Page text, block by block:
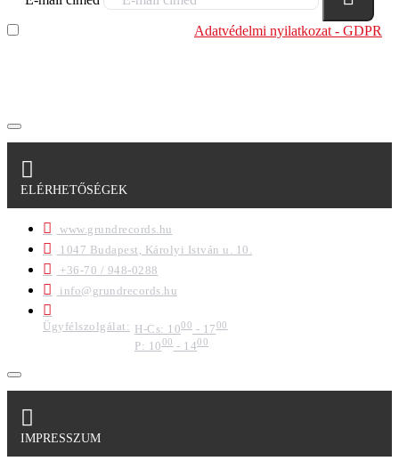
Adatvédelmi nyilatkozat - GDPR
ELÉRHETŐSÉGEK
www.grundrecords.hu
1047 Budapest, Károlyi István u. 10.
+36-70 / 948-0288
info@grundrecords.hu
Ügyfélszolgálat: H-Cs: 1000 - 1700
P: 1000- 1400
IMPRESSZUM